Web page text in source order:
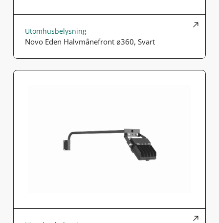
Utomhusbelysning
Novo Eden Halvmånefront ø360, Svart